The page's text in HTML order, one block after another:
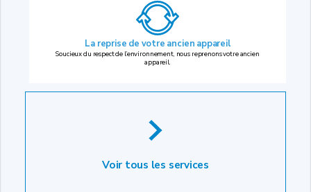
La reprise de votre ancien appareil
Soucieux du respect de l’environnement, nous reprenons votre ancien
appareil.
Voir tous les services